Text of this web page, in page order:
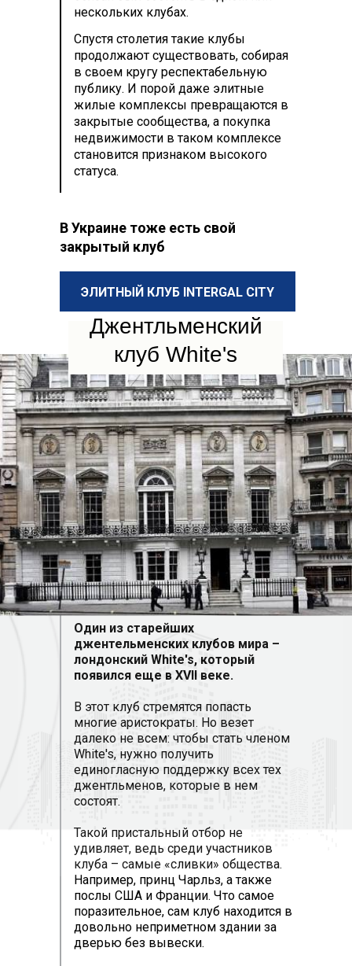
нескольких клубах.
Спустя столетия такие клубы
продолжают существовать, собирая
в своем кругу респектабельную
публику. И порой даже элитные
жилые комплексы превращаются в
закрытые сообщества, а покупка
недвижимости в таком комплексе
становится признаком высокого
статуса.
В Украине тоже есть свой
закрытый клуб
ЭЛИТНЫЙ КЛУБ INTERGAL CITY
Один из старейших
джентельменских клубов мира –
лондонский White's, который
появился еще в XVII веке.
В этот клуб стремятся попасть
многие аристократы. Но везет
далеко не всем: чтобы стать членом
White's, нужно получить
единогласную поддержку всех тех
джентльменов, которые в нем
состоят.
Такой пристальный отбор не
удивляет, ведь среди участников
клуба – самые «сливки» общества.
Например, принц Чарльз, а также
послы США и Франции. Что самое
поразительное, сам клуб находится в
довольно неприметном здании за
дверью без вывески.
Джентльменский
клуб White's